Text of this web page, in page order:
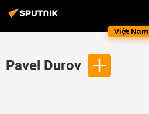
Việt Nam
Pavel Durov